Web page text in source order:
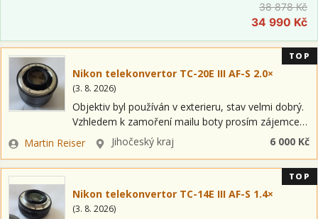
2,36 Mpx, výklopný dotykový displej, video ve 4K.
38 878 Kč
34 990 Kč
Nikon telekonvertor TC-20E III AF-S 2.0×
(3. 8. 2026)
Objektiv byl používán v exterieru, stav velmi dobrý.
Vzhledem k zamoření mailu boty prosím zájemce,
ať raději zavolají 723289543. Zvažte osobní odběr.
Cenu požaduji předem na účet.
Zadavatel
Martin Reiser LokalitaJihočeský kraj 6 000 Kč
TOP
Nikon telekonvertor TC-14E III AF-S 1.4×
(3. 8. 2026)
TOP